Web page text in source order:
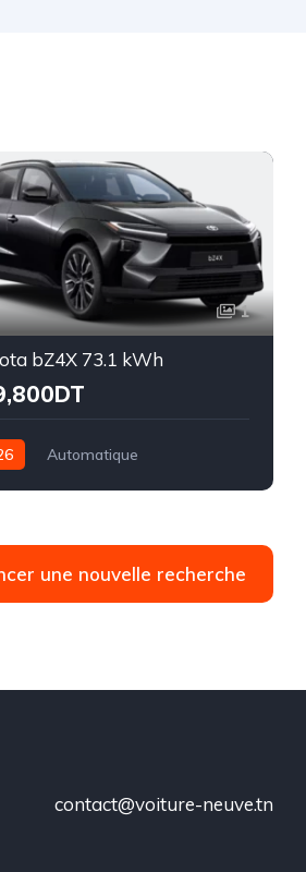
1
bZ4X 73.1 kWh
Automatique
une nouvelle recherche
contact@voiture-neuve.tn